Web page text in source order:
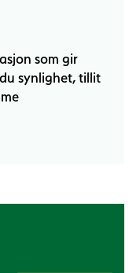
som gir
synlighet, tillit